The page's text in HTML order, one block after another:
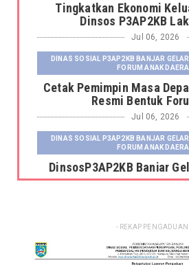
Tingkatkan Ekonomi
Dinsos P3AP2KB
Jul 06, 2026
DINAS SOSIAL P3AP2KB BANJAR
FORUM ANAK
Cetak Pemimpin Masa
Resmi Bentuk
Jul 06, 2026
DINAS SOSIAL P3AP2KB BANJAR
FORUM ANAK
DinsosP3AP2KB Banjar
Pemutakhiran dan
FORUM ANAK
Kepala Dinas Sosial
Banjar Serahkan
- REKAP PENGADUAN